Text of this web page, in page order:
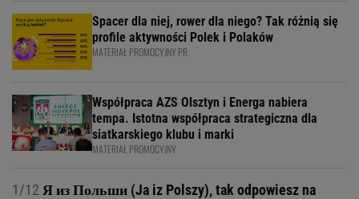
Spacer dla niej, rower dla niego? Tak różnią się
profile aktywności Polek i Polaków
MATERIAŁ PROMOCYJNY PR
Współpraca AZS Olsztyn i Energa nabiera
tempa. Istotna współpraca strategiczna dla
siatkarskiego klubu i marki
MATERIAŁ PROMOCYJNY
1/12 Я из Польши (Ja iz Polszy), tak odpowiesz na